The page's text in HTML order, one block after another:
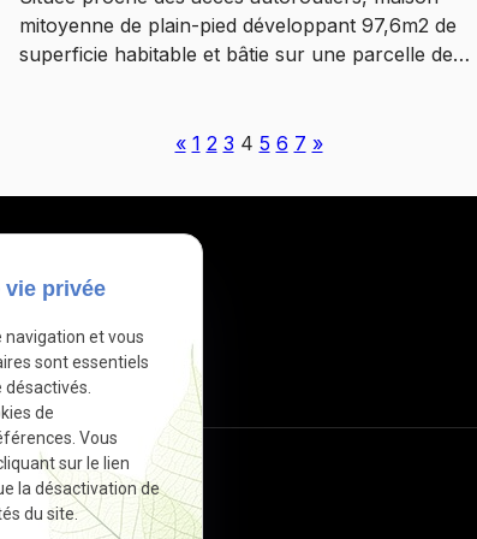
mitoyenne de plain-pied développant 97,6m2 de
superficie habitable et bâtie sur une parcelle de
chambres de 17 et 12m2, espace buanderie, WC,
garage de 19m2. Grenier accessible par le garage,
tout à l'égout, ccgaz de ville, panneaux solaires.
A l'extérieur ; terrasse, jardin clos exposé
SUD/EST, coin potager. Dépendance atelier de
maison (accès par escalier extérieur) de 13,4m2.
A visiter !! Travaux à prévoir . Les informations
sur les risques auxquels ce bien est exposé sont
disponibles sur le site Géorisques.
« 1 2 3 4 5 6 7 »
vie privée
navigation et vous
sont essentiels
de
Vous
sur le lien
la désactivation de
du site.